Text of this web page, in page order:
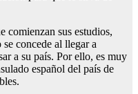
comienzan sus estudios,
concede al llegar a
a su país. Por ello, es muy
español del país de